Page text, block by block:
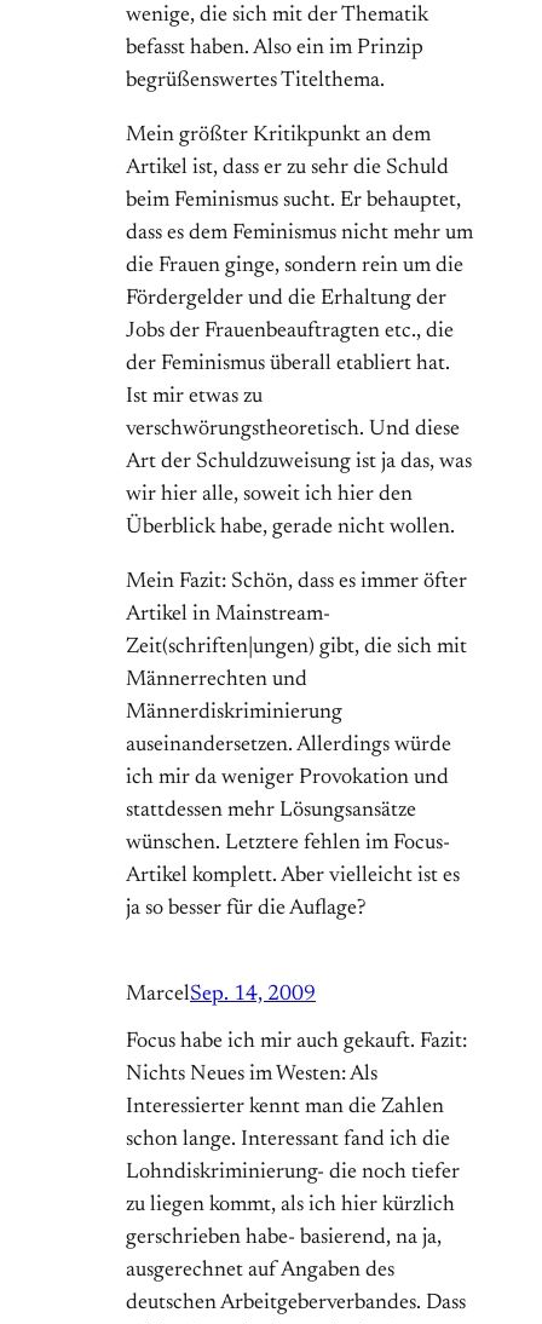
wenige, die sich mit der Thematik
befasst haben. Also ein im Prinzip
begrüßenswertes Titelthema.
Mein größter Kritikpunkt an dem
Artikel ist, dass er zu sehr die Schuld
beim Feminismus sucht. Er behauptet,
dass es dem Feminismus nicht mehr um
die Frauen ginge, sondern rein um die
Fördergelder und die Erhaltung der
Jobs der Frauenbeauftragten etc., die
der Feminismus überall etabliert hat.
Ist mir etwas zu
verschwörungstheoretisch. Und diese
Art der Schuldzuweisung ist ja das, was
wir hier alle, soweit ich hier den
Überblick habe, gerade nicht wollen.
Mein Fazit: Schön, dass es immer öfter
Artikel in Mainstream-
Zeit(schriften|ungen) gibt, die sich mit
Männerrechten und
Männerdiskriminierung
auseinandersetzen. Allerdings würde
ich mir da weniger Provokation und
stattdessen mehr Lösungsansätze
wünschen. Letztere fehlen im Focus-
Artikel komplett. Aber vielleicht ist es
ja so besser für die Auflage?
MarcelSep. 14, 2009
Focus habe ich mir auch gekauft. Fazit:
Nichts Neues im Westen: Als
Interessierter kennt man die Zahlen
schon lange. Interessant fand ich die
Lohndiskriminierung- die noch tiefer
zu liegen kommt, als ich hier kürzlich
gerschrieben habe- basierend, na ja,
ausgerechnet auf Angaben des
deutschen Arbeitgeberverbandes. Dass